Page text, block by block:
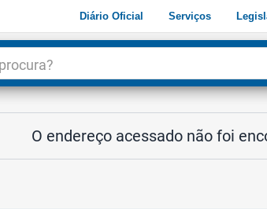
Diário Oficial Serviços
O endereço acessado não foi